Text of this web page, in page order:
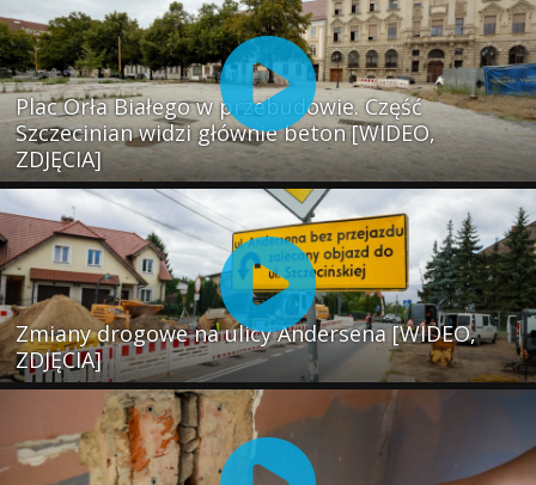
Plac Orła Białego w przebudowie. Część
Szczecinian widzi głównie beton [WIDEO,
ZDJĘCIA]
Zmiany drogowe na ulicy Andersena [WIDEO,
ZDJĘCIA]